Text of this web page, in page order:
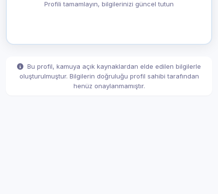
Profili tamamlayın, bilgilerinizi güncel tutun
Bu profil, kamuya açık kaynaklardan elde edilen bilgilerle
oluşturulmuştur. Bilgilerin doğruluğu profil sahibi tarafından
henüz onaylanmamıştır.